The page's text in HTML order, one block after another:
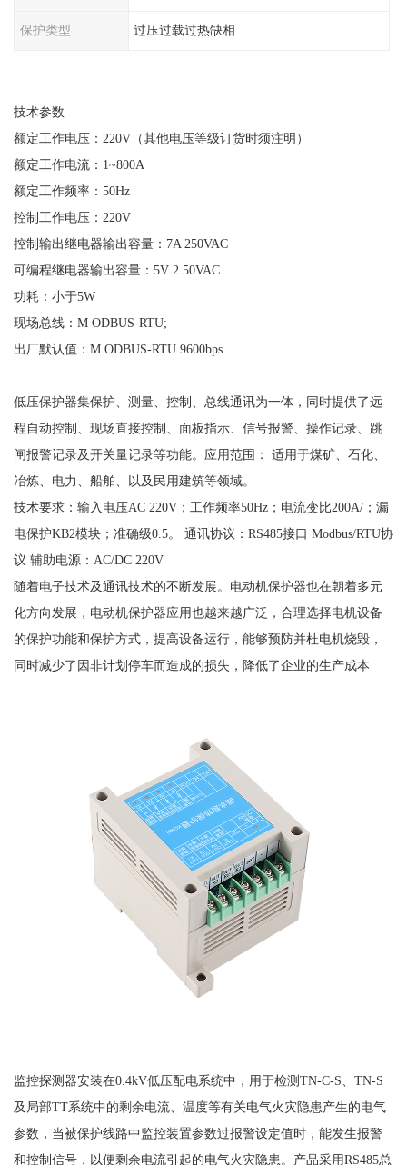
保护类型 过压过载过热缺相
技术参数
额定工作电压： 220V（其他电压等级订货时须注明）
额定工作电流： 1~800A
额定工作频率： 50Hz
控制工作电压： 220V
控制输出继电器输出容量： 7A 250VAC
可编程继电器输出容量： 5V 2 50VAC
功耗：小于5W
现场总线： M ODBUS-RTU;
出厂默认值： M ODBUS-RTU 9600bps
低压保护器集保护、测量、控制、总线通讯为一体，同时提供了远
程自动控制、现场直接控制、面板指示、信号报警、操作记录、跳
闸报警记录及开关量记录等功能。应用范围：
适用于煤矿、石化、
冶炼、电力、船舶、以及民用建筑等领域。
技术要求：输入电压AC 220V；工作频率50Hz；电流变比200A/；漏
电保护KB2模块；准确级0.5。 通讯协议：RS485接口 Modbus/RTU协
议 辅助电源：AC/DC 220V
随着电子技术及通讯技术的不断发展。电动机保护器也在朝着多元
化方向发展，电动机保护器应用也越来越广泛，合理选择电机设备
的保护功能和保护方式，提高设备运行，能够预防并杜电机烧毁，
同时减少了因非计划停车而造成的损失，降低了企业的生产成本
监控探测器安装在0.4kV低压配电系统中，用于检测TN-C-S、TN-S
及局部TT系统中的剩余电流、温度等有关电气火灾隐患产生的电气
参数，当被保护线路中监控装置参数过报警设定值时，能发生报警
和控制信号，以便剩余电流引起的电气火灾隐患。产品采用RS485总